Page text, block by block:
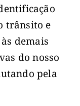
trânsito e
demais
do nosso
pela